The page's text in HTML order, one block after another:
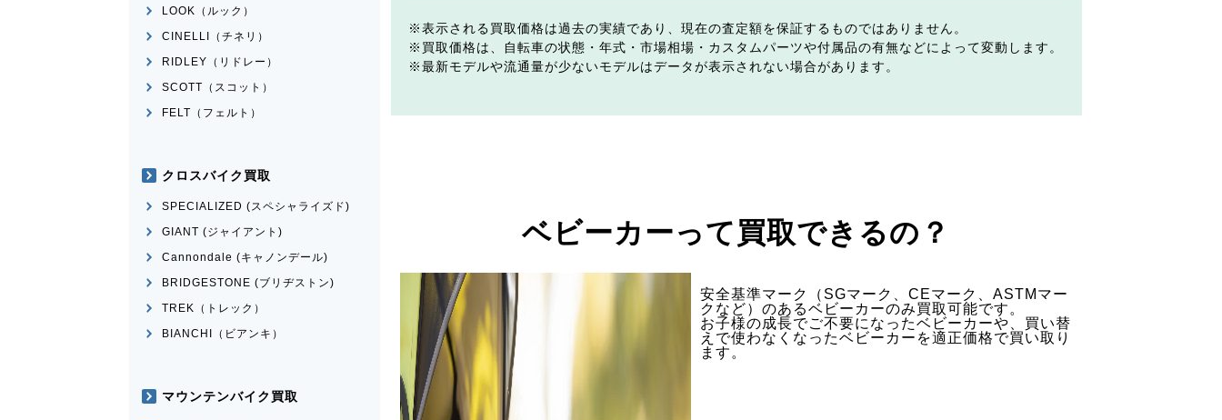
表示される買取価格は過去の実績であり、現在の査定額を保証するものではありません。
買取価格は、自転車の状態・年式・市場相場・カスタムパーツや付属品の有無などによって変動します。
最新モデルや流通量が少ないモデルはデータが表示されない場合があります。
ベビーカーって買取できるの？
安全基準マーク（SGマーク、CEマーク、ASTMマー
クなど）のあるベビーカーのみ買取可能です。
お子様の成長でご不要になったベビーカーや、買い替
えで使わなくなったベビーカーを適正価格で買い取り
ます。
LOOK（ルック）
CINELLI（チネリ）
RIDLEY（リドレー）
SCOTT（スコット）
FELT（フェルト）
クロスバイク買取
SPECIALIZED (スペシャライズド)
GIANT (ジャイアント)
Cannondale (キャノンデール)
BRIDGESTONE (ブリヂストン)
TREK（トレック）
BIANCHI（ビアンキ）
マウンテンバイク買取